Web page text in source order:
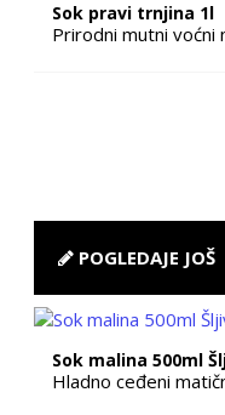
Sok pravi trnjina 1l
Prirodni mutni voćni
POGLEDAJE JOŠ
Sok malina 500ml
Hladno ceđeni